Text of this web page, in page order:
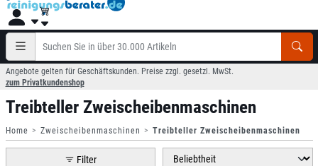
Angebote gelten für Geschäftskunden. Preise zzgl. gesetzl. MwSt.
zum Privatkundenshop
Treibteller Zweischeibenmaschinen
Home Zweischeibenmaschinen Treibteller Zweischeibenmaschinen
Filter